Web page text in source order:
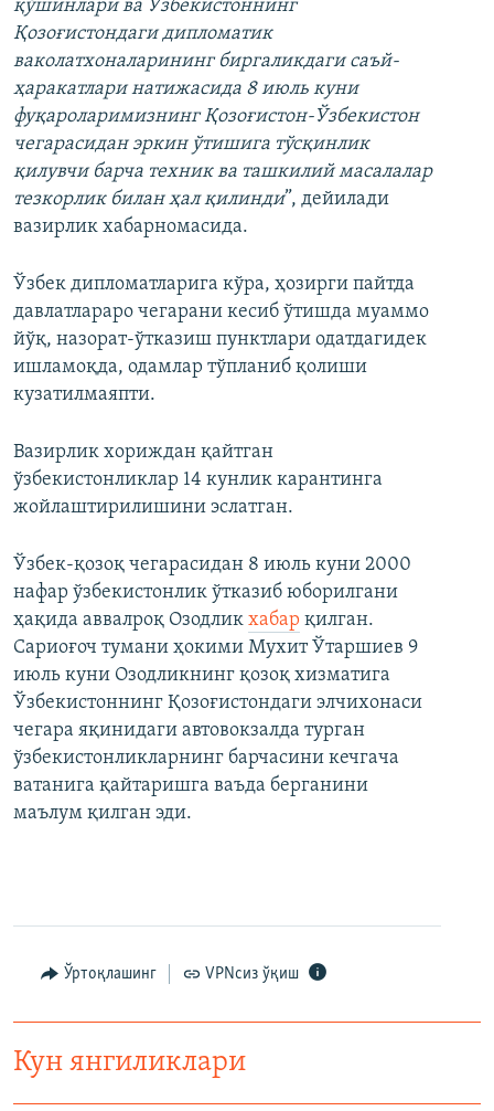
қўшинлари ва Ўзбекистоннинг
Қозоғистондаги дипломатик
ваколатхоналарининг биргаликдаги саъй-
ҳаракатлари натижасида 8 июль куни
фуқароларимизнинг Қозоғистон-Ўзбекистон
чегарасидан эркин ўтишига тўсқинлик
қилувчи барча техник ва ташкилий масалалар
тезкорлик билан ҳал қилинди”, дейилади
вазирлик хабарномасида.
Ўзбек дипломатларига кўра, ҳозирги пайтда
давлатлараро чегарани кесиб ўтишда муаммо
йўқ, назорат-ўтказиш пунктлари одатдагидек
ишламоқда, одамлар тўпланиб қолиши
кузатилмаяпти.
Вазирлик хориждан қайтган
ўзбекистонликлар 14 кунлик карантинга
жойлаштирилишини эслатган.
Ўзбек-қозоқ чегарасидан 8 июль куни 2000
нафар ўзбекистонлик ўтказиб юборилгани
ҳақида аввалроқ Озодлик хабар қилган.
Сариоғоч тумани ҳокими Мухит Ўтаршиев 9
июль куни Озодликнинг қозоқ хизматига
Ўзбекистоннинг Қозоғистондаги элчихонаси
чегара яқинидаги автовокзалда турган
ўзбекистонликларнинг барчасини кечгача
ватанига қайтаришга ваъда берганини
маълум қилган эди.
Ўртоқлашинг VPNсиз ўқиш
Кун янгиликлари